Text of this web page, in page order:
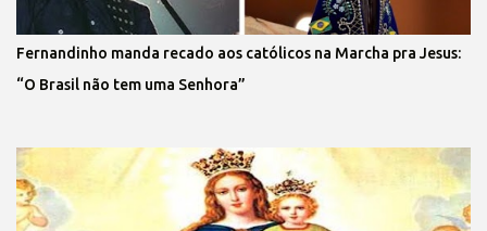
Fernandinho manda recado aos católicos na Marcha pra Jesus:
“O Brasil não tem uma Senhora”